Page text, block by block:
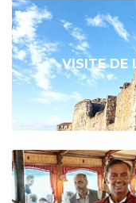
VISITE DE